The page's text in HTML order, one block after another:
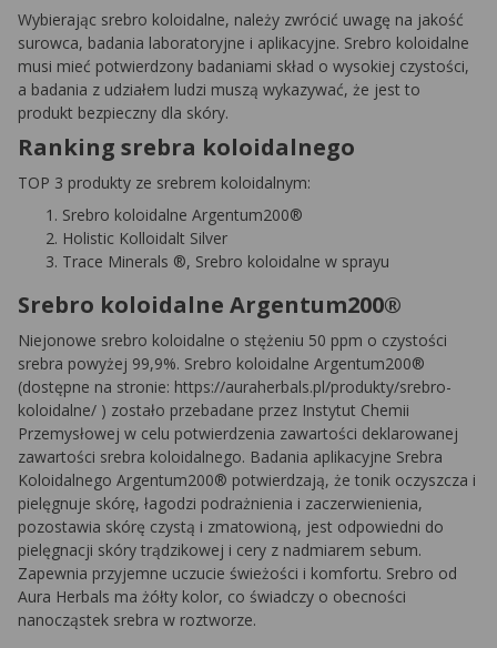
Wybierając srebro koloidalne, należy zwrócić uwagę na jakość
surowca, badania laboratoryjne i aplikacyjne. Srebro koloidalne
musi mieć potwierdzony badaniami skład o wysokiej czystości,
a badania z udziałem ludzi muszą wykazywać, że jest to
produkt bezpieczny dla skóry.
Ranking srebra koloidalnego
TOP 3 produkty ze srebrem koloidalnym:
Srebro koloidalne Argentum200®
Holistic Kolloidalt Silver
Trace Minerals ®, Srebro koloidalne w sprayu
Srebro koloidalne Argentum200®
Niejonowe srebro koloidalne o stężeniu 50 ppm o czystości
srebra powyżej 99,9%. Srebro koloidalne Argentum200®
(dostępne na stronie: https://auraherbals.pl/produkty/srebro-
koloidalne/ ) zostało przebadane przez Instytut Chemii
Przemysłowej w celu potwierdzenia zawartości deklarowanej
zawartości srebra koloidalnego. Badania aplikacyjne Srebra
Koloidalnego Argentum200® potwierdzają, że tonik oczyszcza i
pielęgnuje skórę, łagodzi podrażnienia i zaczerwienienia,
pozostawia skórę czystą i zmatowioną, jest odpowiedni do
pielęgnacji skóry trądzikowej i cery z nadmiarem sebum.
Zapewnia przyjemne uczucie świeżości i komfortu. Srebro od
Aura Herbals ma żółty kolor, co świadczy o obecności
nanocząstek srebra w roztworze.